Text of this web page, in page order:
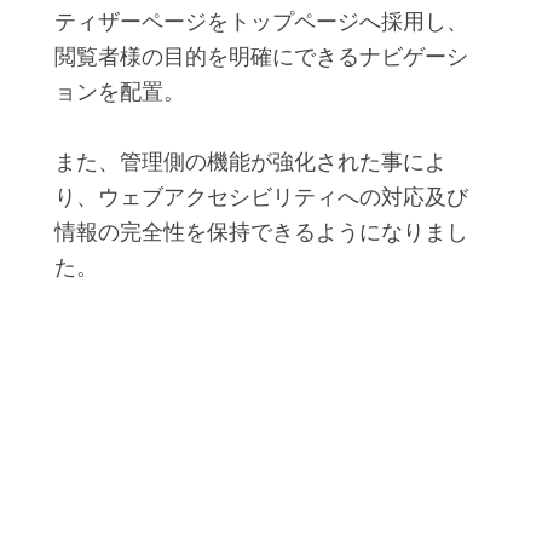
ティザーページをトップページへ採用し、
閲覧者様の目的を明確にできるナビゲーシ
ョンを配置。
また、管理側の機能が強化された事によ
り、ウェブアクセシビリティへの対応及び
情報の完全性を保持できるようになりまし
た。